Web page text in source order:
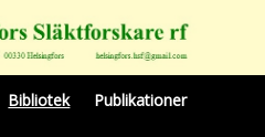
Bibliotek Publikationer